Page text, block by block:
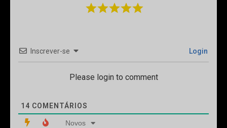
Inscrever-se Login
Please login to comment
14 COMENTÁRIOS
Novos